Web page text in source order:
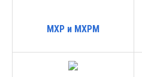
MXP и MXPM